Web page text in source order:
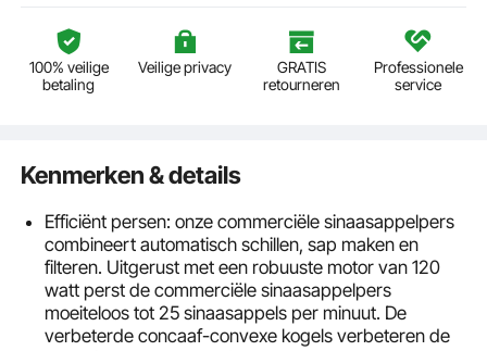
100% veilige
betaling
Veilige privacy
GRATIS
retourneren
Professionele
service
Kenmerken & details
Efficiënt persen: onze commerciële sinaasappelpers
combineert automatisch schillen, sap maken en
filteren. Uitgerust met een robuuste motor van 120
watt perst de commerciële sinaasappelpers
moeiteloos tot 25 sinaasappels per minuut. De
verbeterde concaaf-convexe kogels verbeteren de